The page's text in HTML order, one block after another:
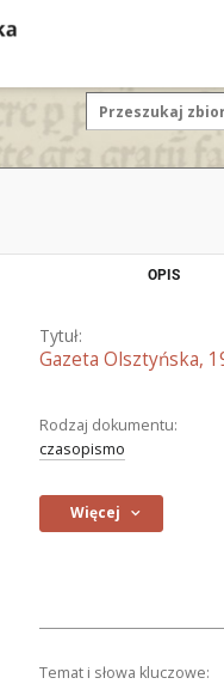
OPIS
Tytuł:
Gazeta Olsztyńska,
Rodzaj dokumentu:
czasopismo
Więcej
Temat i słowa kluczowe: